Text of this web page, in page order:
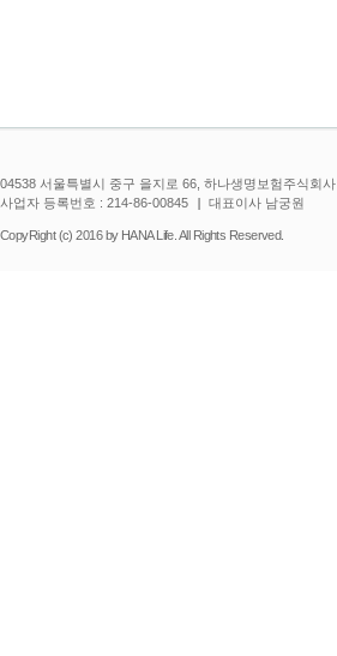
04538 서울특별시 중구 을지로 66, 하나생명보험주식회사
사업자 등록번호 : 214-86-00845
대표이사 남궁원
CopyRight (c) 2016 by HANA Life. All Rights Reserved.